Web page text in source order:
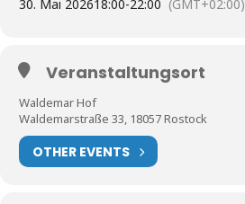
30. Mai 202618:00-22:00 (GMT+02:00)
Veranstaltungsort
Waldemar Hof
Waldemarstraße 33, 18057 Rostock
OTHER EVENTS